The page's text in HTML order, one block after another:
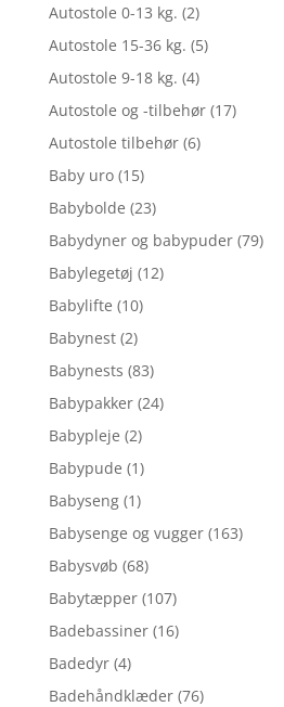
Autostole 0-13 kg. (2)
Autostole 15-36 kg. (5)
Autostole 9-18 kg. (4)
Autostole og -tilbehør (17)
Autostole tilbehør (6)
Baby uro (15)
Babybolde (23)
Babydyner og babypuder (79)
Babylegetøj (12)
Babylifte (10)
Babynest (2)
Babynests (83)
Babypakker (24)
Babypleje (2)
Babypude (1)
Babyseng (1)
Babysenge og vugger (163)
Babysvøb (68)
Babytæpper (107)
Badebassiner (16)
Badedyr (4)
Badehåndklæder (76)